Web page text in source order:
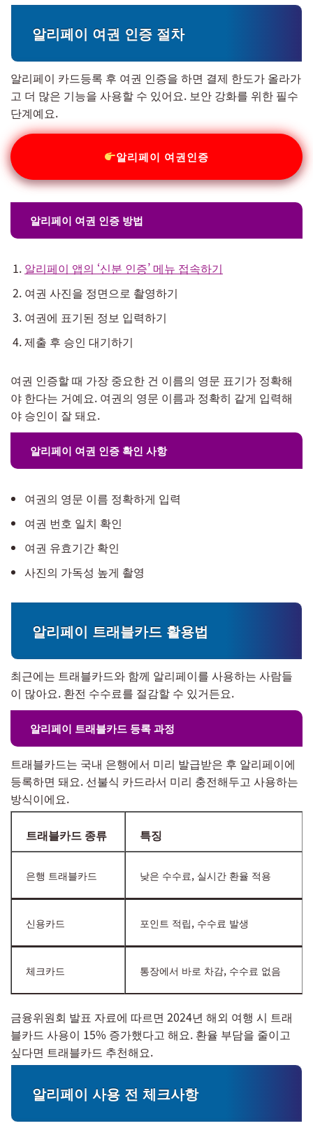
알리페이 여권 인증 절차
알리페이 카드등록 후 여권 인증을 하면 결제 한도가 올라가
고 더 많은 기능을 사용할 수 있어요. 보안 강화를 위한 필수
단계예요.
알리페이 여권인증
알리페이 여권 인증 방법
알리페이 앱의 ‘신분 인증’ 메뉴 접속하기
여권 사진을 정면으로 촬영하기
여권에 표기된 정보 입력하기
제출 후 승인 대기하기
여권 인증할 때 가장 중요한 건 이름의 영문 표기가 정확해
야 한다는 거예요. 여권의 영문 이름과 정확히 같게 입력해
야 승인이 잘 돼요.
알리페이 여권 인증 확인 사항
여권의 영문 이름 정확하게 입력
여권 번호 일치 확인
여권 유효기간 확인
사진의 가독성 높게 촬영
알리페이 트래블카드 활용법
최근에는 트래블카드와 함께 알리페이를 사용하는 사람들
이 많아요. 환전 수수료를 절감할 수 있거든요.
알리페이 트래블카드 등록 과정
트래블카드는 국내 은행에서 미리 발급받은 후 알리페이에
등록하면 돼요. 선불식 카드라서 미리 충전해두고 사용하는
방식이에요.
트래블카드 종류 특징
은행 트래블카드 낮은 수수료, 실시간 환율 적용
신용카드 포인트 적립, 수수료 발생
체크카드 통장에서 바로 차감, 수수료 없음
금융위원회 발표 자료에 따르면 2024년 해외 여행 시 트래
블카드 사용이 15% 증가했다고 해요. 환율 부담을 줄이고
싶다면 트래블카드 추천해요.
알리페이 사용 전 체크사항